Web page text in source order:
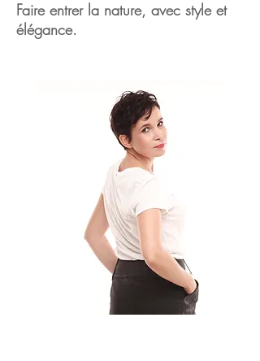
Faire entrer la nature, avec style et
élégance.